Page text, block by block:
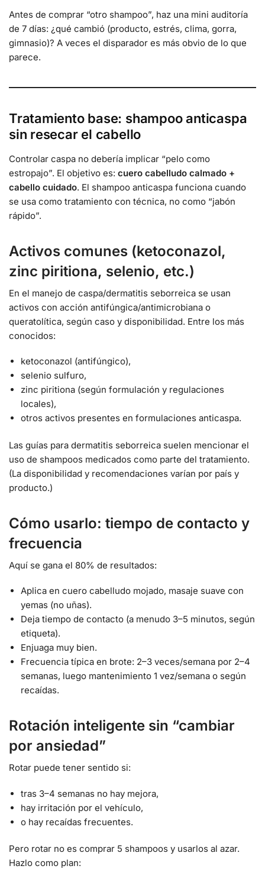
Antes de comprar “otro shampoo”, haz una mini auditoría
de 7 días: ¿qué cambió (producto, estrés, clima, gorra,
gimnasio)? A veces el disparador es más obvio de lo que
parece.
Tratamiento base: shampoo anticaspa
sin resecar el cabello
Controlar caspa no debería implicar “pelo como
estropajo”. El objetivo es: cuero cabelludo calmado +
cabello cuidado. El shampoo anticaspa funciona cuando
se usa como tratamiento con técnica, no como “jabón
rápido”.
Activos comunes (ketoconazol,
zinc piritiona, selenio, etc.)
En el manejo de caspa/dermatitis seborreica se usan
activos con acción antifúngica/antimicrobiana o
queratolítica, según caso y disponibilidad. Entre los más
conocidos:
ketoconazol (antifúngico),
selenio sulfuro,
zinc piritiona (según formulación y regulaciones
locales),
otros activos presentes en formulaciones anticaspa.
Las guías para dermatitis seborreica suelen mencionar el
uso de shampoos medicados como parte del tratamiento.
(La disponibilidad y recomendaciones varían por país y
producto.)
Cómo usarlo: tiempo de contacto y
frecuencia
Aquí se gana el 80% de resultados:
Aplica en cuero cabelludo mojado, masaje suave con
yemas (no uñas).
Deja tiempo de contacto (a menudo 3–5 minutos, según
etiqueta).
Enjuaga muy bien.
Frecuencia típica en brote: 2–3 veces/semana por 2–4
semanas, luego mantenimiento 1 vez/semana o según
recaídas.
Rotación inteligente sin “cambiar
por ansiedad”
Rotar puede tener sentido si:
tras 3–4 semanas no hay mejora,
hay irritación por el vehículo,
o hay recaídas frecuentes.
Pero rotar no es comprar 5 shampoos y usarlos al azar.
Hazlo como plan: